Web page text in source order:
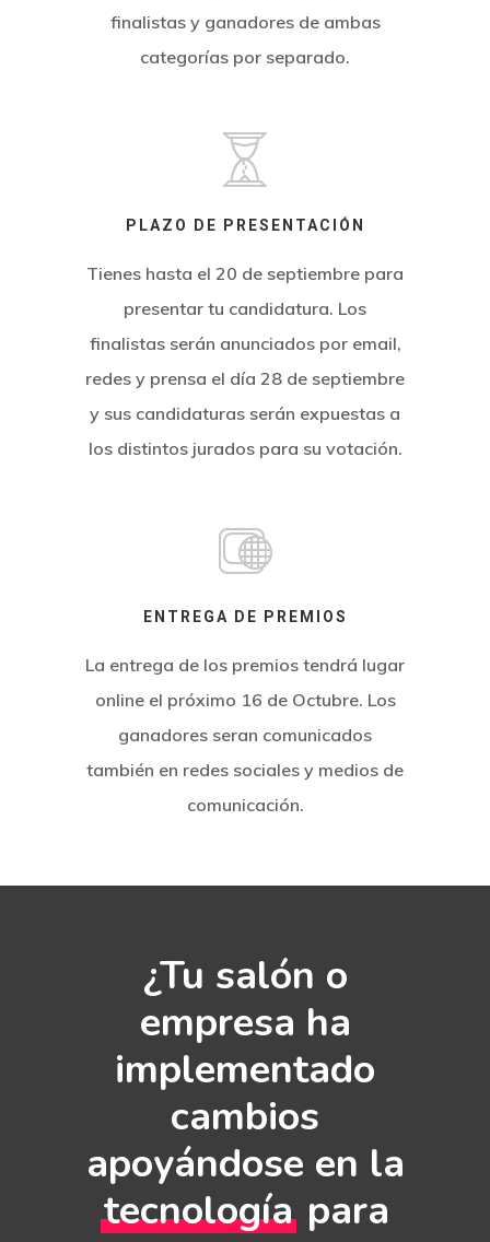
finalistas y ganadores de ambas
categorías por separado.
PLAZO DE PRESENTACIÓN
Tienes hasta el 20 de septiembre para
presentar tu candidatura. Los
finalistas serán anunciados por email,
redes y prensa el día 28 de septiembre
y sus candidaturas serán expuestas a
los distintos jurados para su votación.
ENTREGA DE PREMIOS
La entrega de los premios tendrá lugar
online el próximo 16 de Octubre. Los
ganadores seran comunicados
también en redes sociales y medios de
comunicación.
¿Tu salón o
empresa ha
implementado
cambios
apoyándose en la
tecnología para